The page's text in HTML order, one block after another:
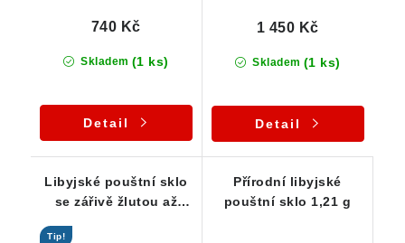
Skladem (1 ks)
740 Kč
Detail
Skladem (1 ks)
1 450 Kč
Detail
Libyjské pouštní sklo
se zářivě žlutou až
Tip!
Přírodní libyjské
pouštní sklo 1,21 g